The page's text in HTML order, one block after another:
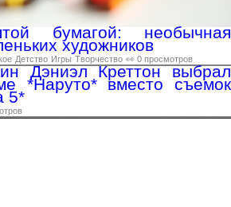
бумагой: необычная
художников
Детство Игры Творчество 👀 0 просмотров
Дэниэл Креттон выбрал
*Наруто* вместо съемок
5*